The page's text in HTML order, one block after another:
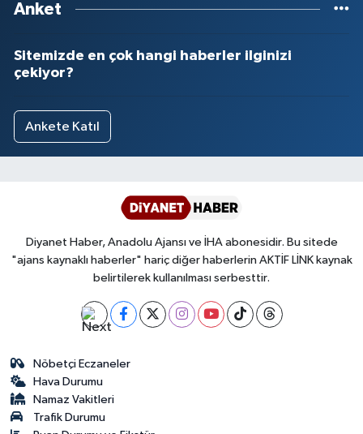
Anket
Sitemizde en çok hangi haberler ilginizi
çekiyor?
Ankete Katıl
Diyanet Haber, Anadolu Ajansı ve İHA abonesidir. Bu sitede
"ajans kaynaklı haberler" hariç diğer haberlerin AKTİF LİNK kaynak
belirtilerek kullanılması serbesttir.
Nöbetçi Eczaneler
Hava Durumu
Namaz Vakitleri
Trafik Durumu